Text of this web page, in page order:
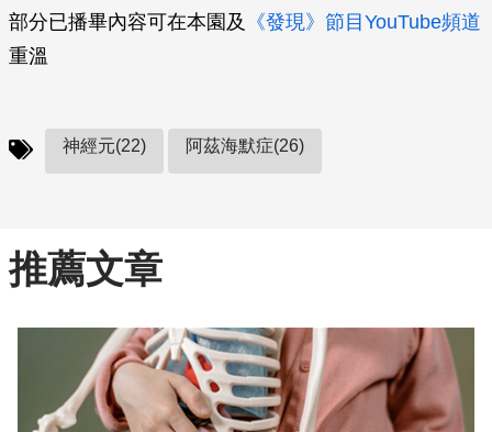
部分已播畢內容可在本園及
《發現》節目YouTube頻道
重溫
神經元(22) 阿茲海默症(26)
推薦文章